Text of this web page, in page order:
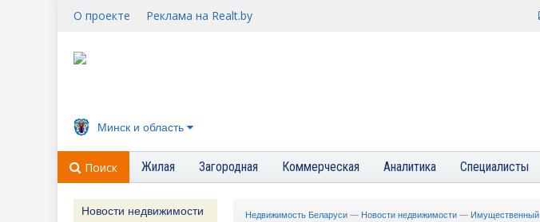
О проекте Реклама на Realt.by
Минск и область
Поиск Жилая Загородная Коммерческая Аналитика Специалисты
Новости недвижимости Недвижимость Беларуси — Новости недвижимости — Имущественный